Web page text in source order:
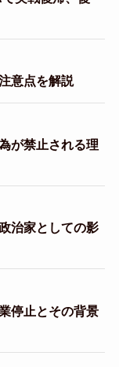
意点を解説
が禁止される理
治家としての影
停止とその背景